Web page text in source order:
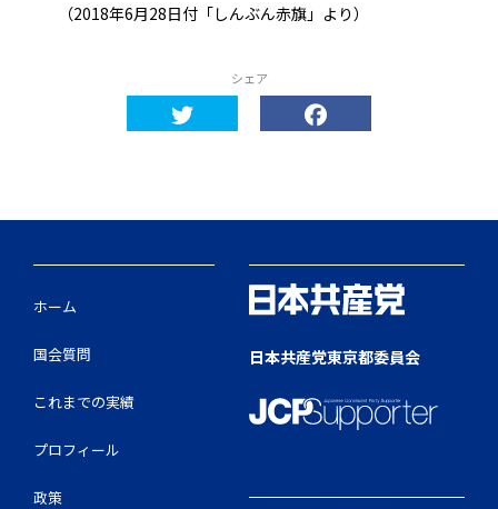
（2018年6月28日付「しんぶん赤旗」より）
シェア
ホーム
国会質問
これまでの実績
プロフィール
政策
日本共産党東京都委員会